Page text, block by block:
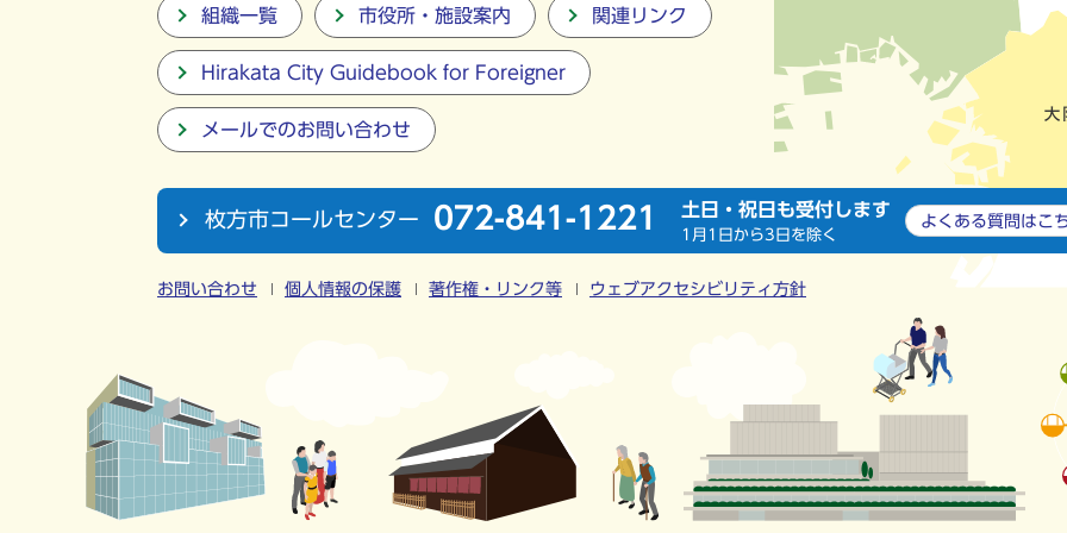
組織一覧 市役所・施設案内 関連リンク
Hirakata City Guidebook for Foreigner
メールでのお問い合わせ
枚方市コールセンター 072-841-1221 土日・祝日も受付します
1月1日から3日を除く
よくある質問は こ
お問い合わせ 個人情報の保護 著作権・リンク等 ウェブアクセシビリティ方針